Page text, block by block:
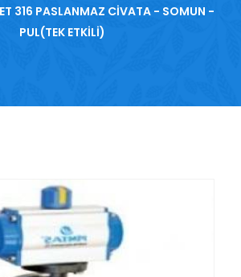
316 PASLANMAZ CIVATA - SOMUN -
PUL(TEK ETKILI)